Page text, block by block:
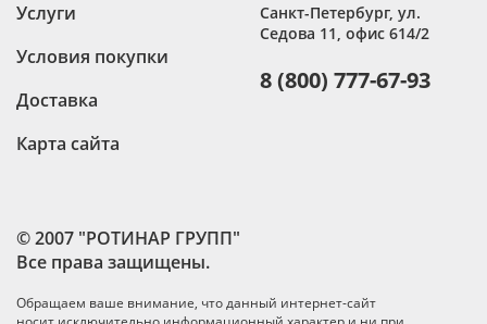
© 2007 "РОТИНАР ГРУПП"
Все права защищены.
Обращаем ваше внимание, что данный интернет-сайт
Услуги
Условия покупки
Доставка
Карта сайта
Санкт-Петербург, ул.
Седова 11, офис 614/2
8 (800) 777-67-93